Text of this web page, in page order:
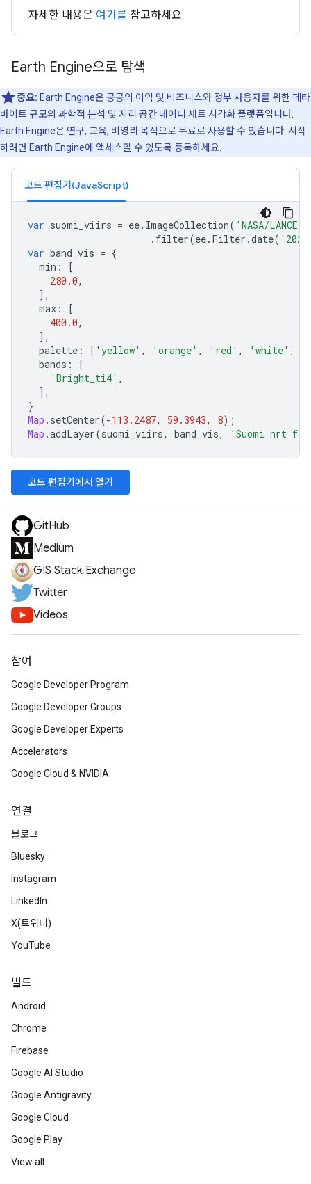
자세한 내용은 여기를 참고하세요.
Earth Engine으로 탐색
중요: Earth Engine은 공공의 이익 및 비즈니스와 정부 사용자를 위한 페타
바이트 규모의 과학적 분석 및 지리 공간 데이터 세트 시각화 플랫폼입니다.
Earth Engine은 연구, 교육, 비영리 목적으로 무료로 사용할 수 있습니다. 시작
하려면 Earth Engine에 액세스할 수 있도록 등록하세요.
코드 편집기(JavaScript)
var suomi_viirs = ee. ImageCollection( 'NASA/LANCE/
. filter(ee. Filter .date(
var band_vis = {
min :
[
280.0,
],
max :
[
400.0,
],
palette : [ 'yellow' , 'orange' , 'red' , 'white' ,
bands :
[
'Bright_ti4' ,
],
}
Map . setCenter(-113.2487, 59.3943, 8);
Map .addLayer(suomi_viirs, band_vis, 'Suomi nrt
코드 편집기에서 열기
GitHub
Medium
GIS Stack Exchange
Twitter
Videos
참여
Google Developer Program
Google Developer Groups
Google Developer Experts
Accelerators
Google Cloud & NVIDIA
연결
블로그
Bluesky
Instagram
LinkedIn
X(트위터)
YouTube
빌드
Android
Chrome
Firebase
Google AI Studio
Google Antigravity
Google Cloud
Google Play
View all